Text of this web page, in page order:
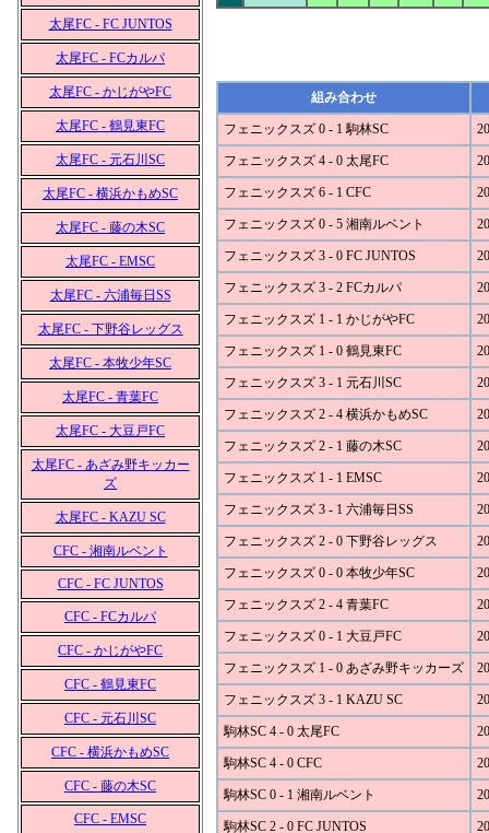
太尾FC - FC JUNTOS
太尾FC - FCカルパ
太尾FC - かじがやFC
太尾FC - 鶴見東FC
太尾FC - 元石川SC
太尾FC - 横浜かもめSC
太尾FC - 藤の木SC
太尾FC - EMSC
太尾FC - 六浦毎日SS
太尾FC - 下野谷レッグス
太尾FC - 本牧少年SC
太尾FC - 青葉FC
太尾FC - 大豆戸FC
太尾FC - あざみ野キッカー
ズ
太尾FC - KAZU SC
CFC - 湘南ルベント
CFC - FC JUNTOS
CFC - FCカルパ
CFC - かじがやFC
CFC - 鶴見東FC
CFC - 元石川SC
CFC - 横浜かもめSC
CFC - 藤の木SC
CFC - EMSC
組み合わせ
フェニックスズ 0 - 1 駒林SC
フェニックスズ 4 - 0 太尾FC
フェニックスズ 6 - 1 CFC
フェニックスズ 0 - 5 湘南ルベント
フェニックスズ 3 - 0 FC JUNTOS
フェニックスズ 3 - 2 FCカルパ
フェニックスズ 1 - 1 かじがやFC
フェニックスズ 1 - 0 鶴見東FC
フェニックスズ 3 - 1 元石川SC
フェニックスズ 2 - 4 横浜かもめSC
フェニックスズ 2 - 1 藤の木SC
フェニックスズ 1 - 1 EMSC
フェニックスズ 3 - 1 六浦毎日SS
フェニックスズ 2 - 0 下野谷レッグス
フェニックスズ 0 - 0 本牧少年SC
フェニックスズ 2 - 4 青葉FC
フェニックスズ 0 - 1 大豆戸FC
フェニックスズ 1 - 0 あざみ野キッカーズ
フェニックスズ 3 - 1 KAZU SC
駒林SC 4 - 0 太尾FC
駒林SC 4 - 0 CFC
駒林SC 0 - 1 湘南ルベント
駒林SC 2 - 0 FC JUNTOS